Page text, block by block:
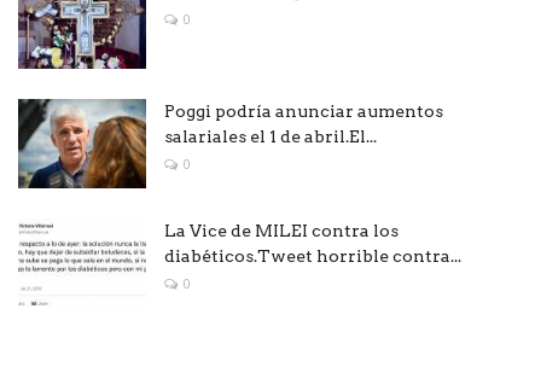
0
Poggi podría anunciar aumentos
salariales el 1 de abril.El...
0
La Vice de MILEI contra los
diabéticos.Tweet horrible contra...
0